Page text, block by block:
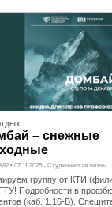
– снежные
• 07.11.2025 - Студенческая жизнь
группу от КТИ
Подробности в
(каб. 1.16-В).